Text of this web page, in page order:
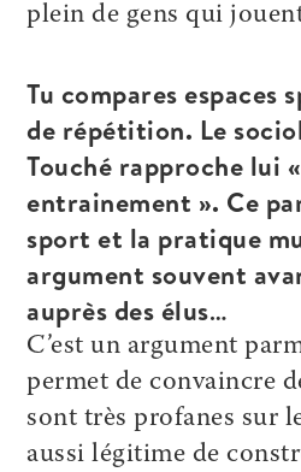
plein de gens qui
Tu compares espaces
de répétition. Le
Touché rapproche lui
entrainement ». Ce
sport et la pratique
argument souvent
auprès des élus…
C’est un argument
permet de convaincre
sont très profanes sur
aussi légitime de